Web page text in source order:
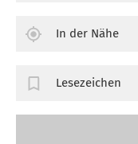
In der Nähe
Lesezeichen